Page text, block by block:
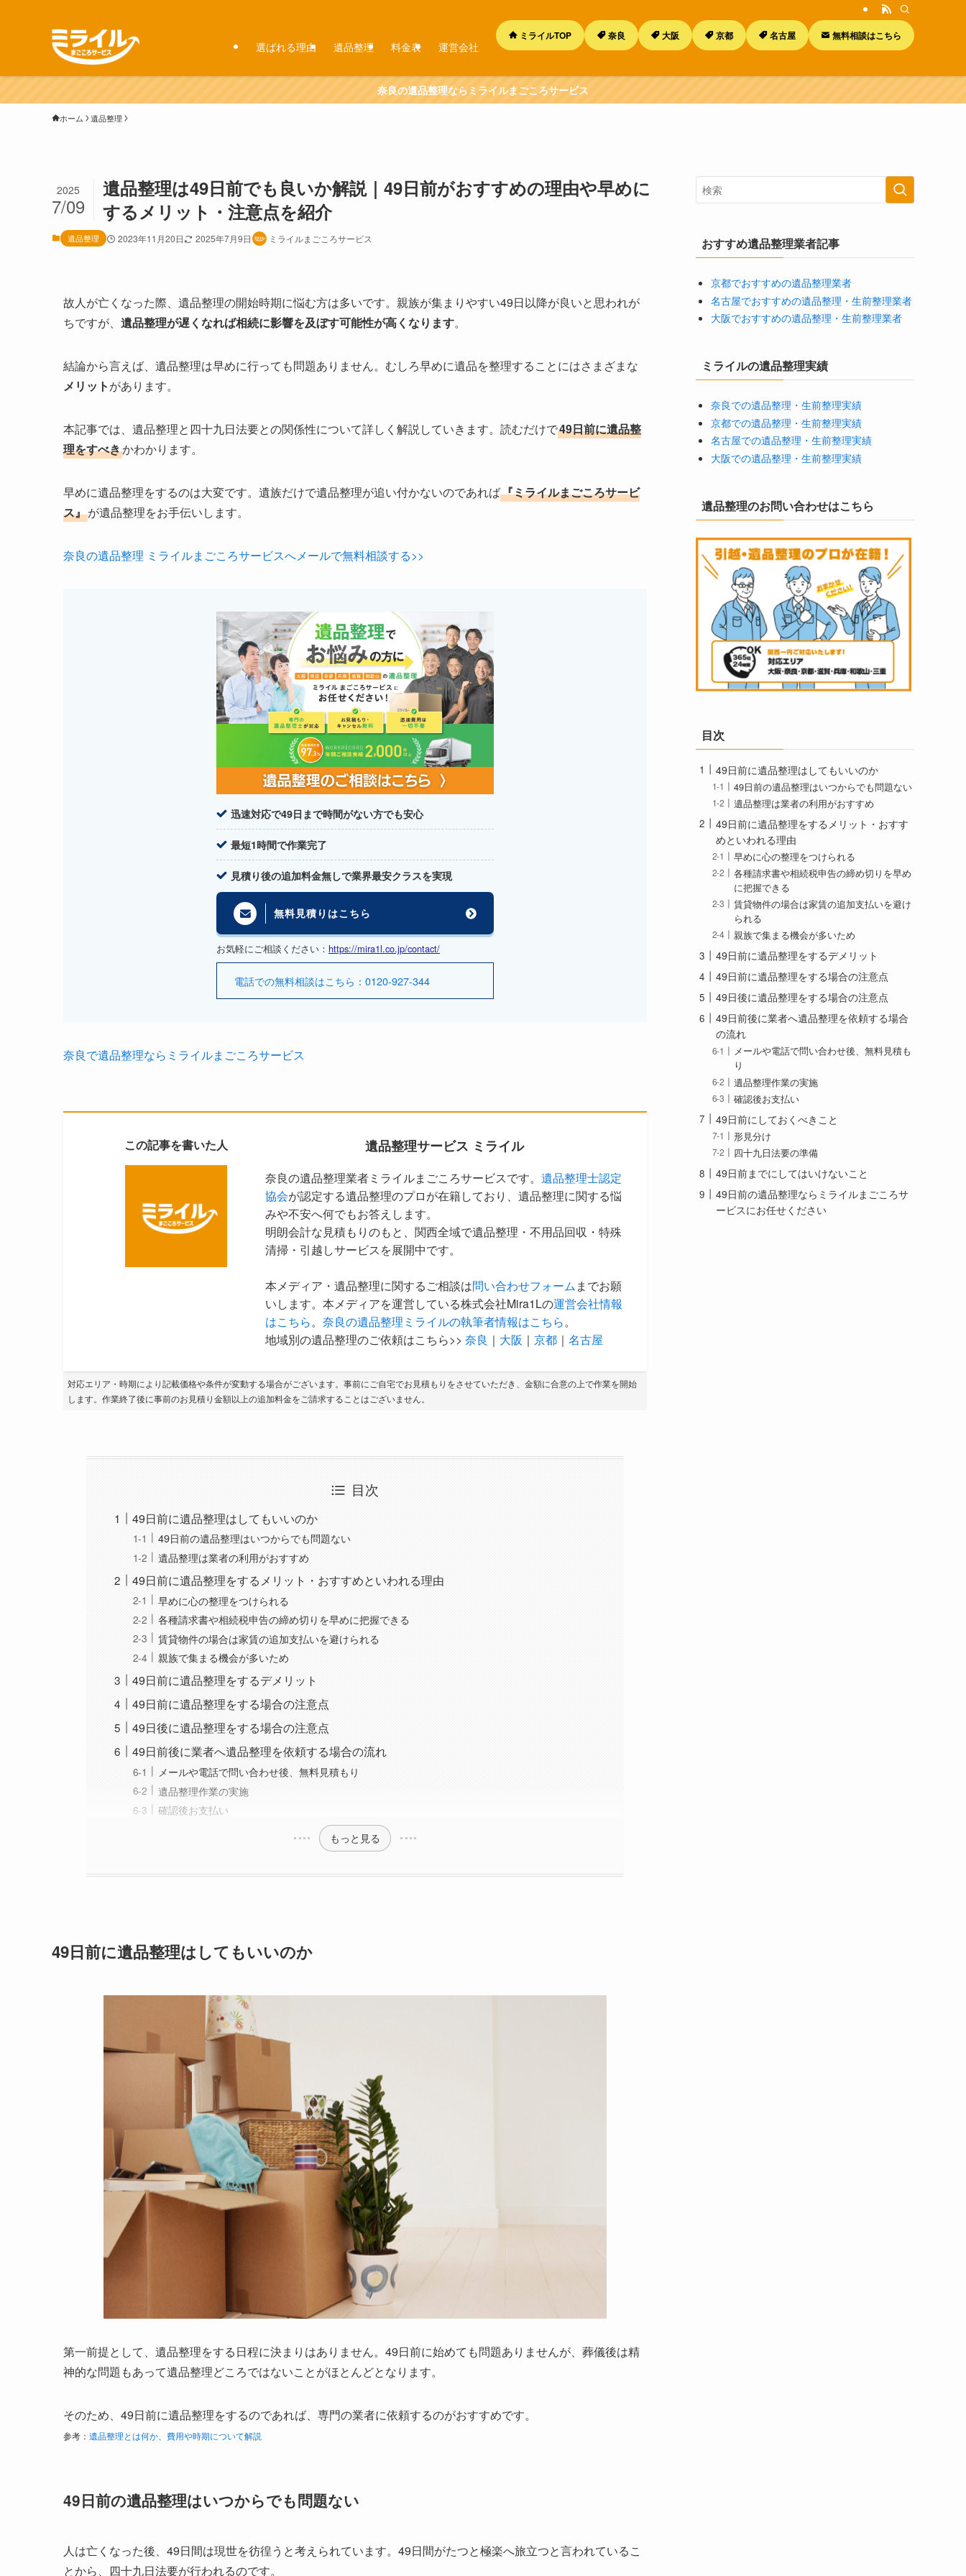
選ばれる理由 遺品整理 料金表 運営会社
ミライルTOP 奈良 大阪 京都 名古屋 無料相談はこちら
奈良の遺品整理ならミライルまごころサービス
ホーム 遺品整理
遺品整理は49日前でも良いか解説｜49日前がおすすめの理由や早めに
するメリット・注意点を紹介
2025
7/09
遺品整理 2023年11月20日 2025年7月9日 ミライルまごころサービス
故人が亡くなった際、遺品整理の開始時期に悩む方は多いです。親族が集まりやすい49日以降が良いと思われが
ちですが、 遺品整理が遅くなれば相続に影響を及ぼす可能性が高くなります。
結論から言えば、遺品整理は早めに行っても問題ありません。むしろ早めに遺品を整理することにはさまざまな
メリットがあります。
本記事では、遺品整理と四十九日法要との関係性について詳しく解説していきます。読むだけで49日前に遺品整
理をすべきかわかります。
早めに遺品整理をするのは大変です。遺族だけで遺品整理が追い付かないのであれば『ミライルまごころサービ
ス』が遺品整理をお手伝いします。
奈良の遺品整理 ミライルまごころサービスへメールで無料相談する>>
迅速対応で49日まで時間がない方でも安心
最短1時間で作業完了
見積り後の追加料金無しで業界最安クラスを実現
無料見積りはこちら
お気軽にご相談ください： https://mira1l.co.jp/contact/
電話での無料相談はこちら：0120-927-344
奈良で遺品整理ならミライルまごころサービス
この記事を書いた人 遺品整理サービス ミライル
奈良の遺品整理業者ミライルまごころサービスです。遺品整理士認定
協会が認定する遺品整理のプロが在籍しており、遺品整理に関する悩
みや不安へ何でもお答えします。
明朗会計な見積もりのもと、関西全域で遺品整理・不用品回収・特殊
清掃・引越しサービスを展開中です。
本メディア・遺品整理に関するご相談は問い合わせフォームまでお願
いします。本メディアを運営している株式会社Mira1Lの運営会社情報
はこちら。奈良の遺品整理ミライルの執筆者情報はこちら。
地域別の遺品整理のご依頼はこちら>>奈良 ｜ 大阪 ｜京都 ｜名古屋
対応エリア・時期により記載価格や条件が変動する場合がございます。事前にご自宅でお見積もりをさせていただき、金額に合意の上で作業を開始
します。作業終了後に事前のお見積り金額以上の追加料金をご請求することはございません。
目次
49日前に遺品整理はしてもいいのか
49日前の遺品整理はいつからでも問題ない
遺品整理は業者の利用がおすすめ
49日前に遺品整理をするメリット・おすすめといわれる理由
早めに心の整理をつけられる
各種請求書や相続税申告の締め切りを早めに把握できる
賃貸物件の場合は家賃の追加支払いを避けられる
親族で集まる機会が多いため
49日前に遺品整理をするデメリット
49日前に遺品整理をする場合の注意点
49日後に遺品整理をする場合の注意点
49日前後に業者へ遺品整理を依頼する場合の流れ
メールや電話で問い合わせ後、無料見積もり
遺品整理作業の実施
確認後お支払い
もっと見る
49日前に遺品整理はしてもいいのか
第一前提として、遺品整理をする日程に決まりはありません。49日前に始めても問題ありませんが、葬儀後は精
神的な問題もあって遺品整理どころではないことがほとんどとなります。
そのため、49日前に遺品整理をするのであれば、専門の業者に依頼するのがおすすめです。
参考： 遺品整理とは何か、費用や時期について解説
49日前の遺品整理はいつからでも問題ない
人は亡くなった後、49日間は現世を彷徨うと考えられています。49日間がたつと極楽へ旅立つと言われているこ
とから、四十九日法要が行われるのです。
おすすめ遺品整理業者記事
京都でおすすめの遺品整理業者
名古屋でおすすめの遺品整理・生前整理業者
大阪でおすすめの遺品整理・生前整理業者
ミライルの遺品整理実績
奈良での遺品整理・生前整理実績
京都での遺品整理・生前整理実績
名古屋での遺品整理・生前整理実績
大阪での遺品整理・生前整理実績
遺品整理のお問い合わせはこちら
目次
49日前に遺品整理はしてもいいのか
49日前の遺品整理はいつからでも問題ない
遺品整理は業者の利用がおすすめ
49日前に遺品整理をするメリット・おすす
めといわれる理由
早めに心の整理をつけられる
各種請求書や相続税申告の締め切りを早め
に把握できる
賃貸物件の場合は家賃の追加支払いを避け
られる
親族で集まる機会が多いため
49日前に遺品整理をするデメリット
49日前に遺品整理をする場合の注意点
49日後に遺品整理をする場合の注意点
49日前後に業者へ遺品整理を依頼する場合
の流れ
メールや電話で問い合わせ後、無料見積も
り
遺品整理作業の実施
確認後お支払い
49日前にしておくべきこと
形見分け
四十九日法要の準備
49日前までにしてはいけないこと
49日前の遺品整理ならミライルまごころサ
ービスにお任せください